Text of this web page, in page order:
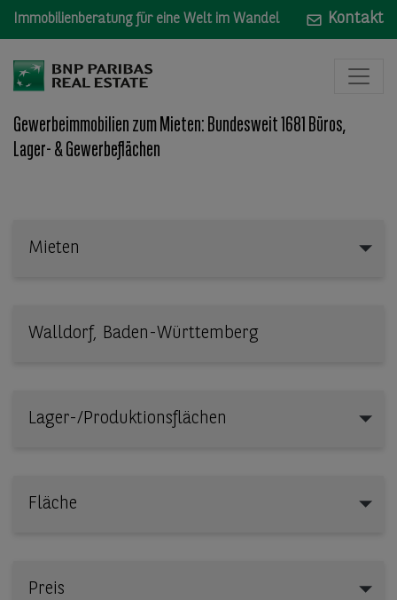
Immobilienberatung für eine Welt im Wandel Kontakt
Gewerbeimmobilien zum Mieten: Bundesweit 1681 Büros,
Lager- & Gewerbeflächen
Mieten
Lager-/Produktionsflächen
Fläche
Preis